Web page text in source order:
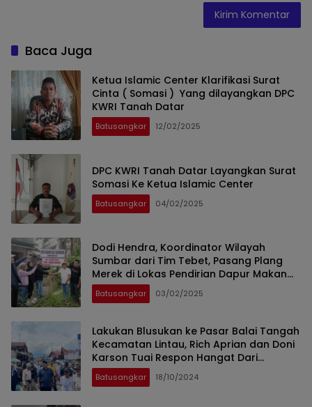
Baca Juga
Ketua Islamic Center Klarifikasi Surat
Cinta ( Somasi ) Yang dilayangkan DPC
KWRI Tanah Datar
Batusangkar 12/02/2025
DPC KWRI Tanah Datar Layangkan Surat
Somasi Ke Ketua Islamic Center
Batusangkar 04/02/2025
Dodi Hendra, Koordinator Wilayah
Sumbar dari Tim Tebet, Pasang Plang
Merek di Lokas Pendirian Dapur Makan
Gratis
Batusangkar 03/02/2025
Lakukan Blusukan ke Pasar Balai Tangah
Kecamatan Lintau, Rich Aprian dan Doni
Karson Tuai Respon Hangat Dari
Masyaraka
Batusangkar 18/10/2024